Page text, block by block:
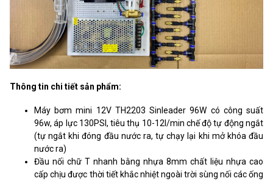
Thông tin chi tiết sản phẩm:
Máy bơm mini 12V TH2203 Sinleader 96W có công suất
96w, áp lực 130PSI, tiêu thụ 10-12l/min chế độ tự động ngắt
(tự ngắt khi đóng đầu nước ra, tự chạy lại khi mở khóa đầu
nước ra)
Đầu nối chữ T nhanh bằng nhựa 8mm chất liệu nhựa cao
cấp chịu được thời tiết khắc nhiệt ngoài trời sùng nối các ống